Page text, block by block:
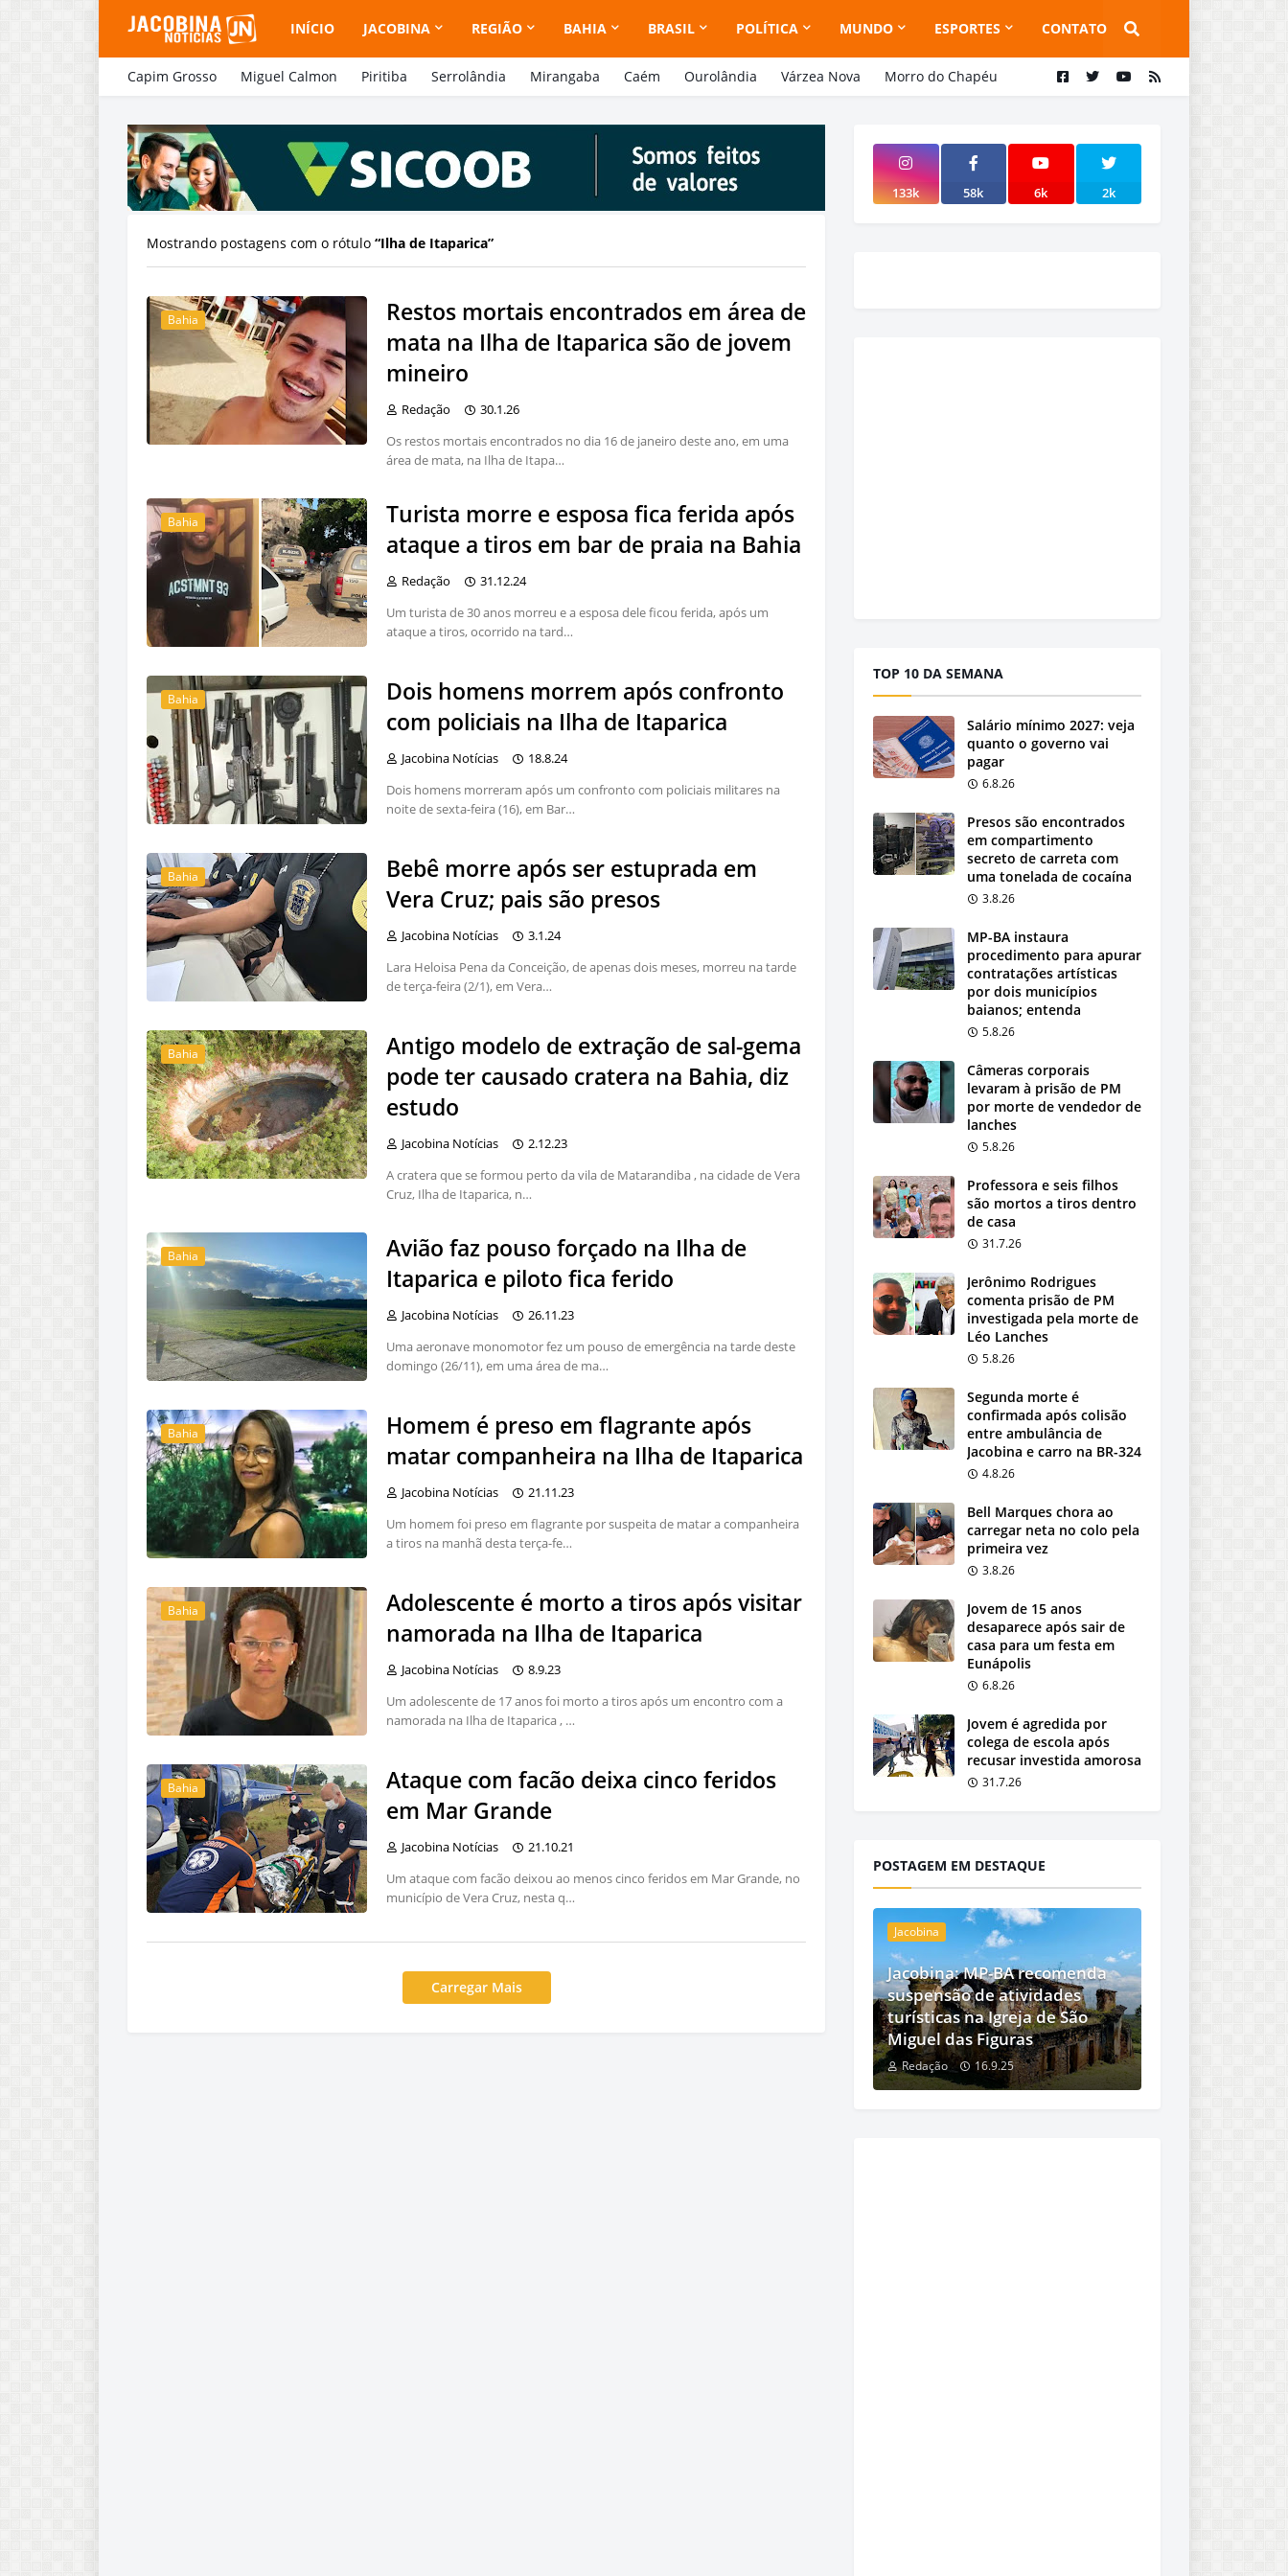
INÍCIO JACOBINA REGIÃO BAHIA BRASIL POLÍTICA MUNDO ESPORTES CONTATO
Capim Grosso Miguel Calmon Piritiba Serrolândia Mirangaba Caém Ourolândia Várzea Nova Morro do Chapéu
Mostrando postagens com o rótulo Ilha de Itaparica
Bahia
Restos mortais encontrados em área de
mata na Ilha de Itaparica são de jovem
mineiro
Redação
30.1.26
Os restos mortais encontrados no dia 16 de janeiro deste ano, em uma
área de mata, na Ilha de Itapa…
Bahia
Turista morre e esposa fica ferida após
ataque a tiros em bar de praia na Bahia
Redação
31.12.24
Um turista de 30 anos morreu e a esposa dele ficou ferida, após um
ataque a tiros, ocorrido na tard…
Bahia
Dois homens morrem após confronto
com policiais na Ilha de Itaparica
Jacobina Notícias
18.8.24
Dois homens morreram após um confronto com policiais militares na
noite de sexta-feira (16), em Bar…
Bahia
Bebê morre após ser estuprada em
Vera Cruz; pais são presos
Jacobina Notícias
3.1.24
Lara Heloisa Pena da Conceição, de apenas dois meses, morreu na tarde
de terça-feira (2/1), em Vera…
Bahia
Antigo modelo de extração de sal-gema
pode ter causado cratera na Bahia, diz
estudo
Jacobina Notícias
2.12.23
A cratera que se formou perto da vila de Matarandiba , na cidade de Vera
Cruz, Ilha de Itaparica, n…
Bahia
Avião faz pouso forçado na Ilha de
Itaparica e piloto fica ferido
Jacobina Notícias
26.11.23
Uma aeronave monomotor fez um pouso de emergência na tarde deste
domingo (26/11), em uma área de ma…
Bahia
Homem é preso em flagrante após
matar companheira na Ilha de Itaparica
Jacobina Notícias
21.11.23
Um homem foi preso em flagrante por suspeita de matar a companheira
a tiros na manhã desta terça-fe…
Bahia
Adolescente é morto a tiros após visitar
namorada na Ilha de Itaparica
Jacobina Notícias
8.9.23
Um adolescente de 17 anos foi morto a tiros após um encontro com a
namorada na Ilha de Itaparica , …
Bahia
Ataque com facão deixa cinco feridos
em Mar Grande
Jacobina Notícias
21.10.21
Um ataque com facão deixou ao menos cinco feridos em Mar Grande, no
município de Vera Cruz, nesta q…
Carregar Mais
133k 58k 6k 2k
TOP 10 DA SEMANA
Salário mínimo 2027: veja
quanto o governo vai
pagar
6.8.26
Presos são encontrados
em compartimento
secreto de carreta com
uma tonelada de cocaína
3.8.26
MP-BA instaura
procedimento para apurar
contratações artísticas
por dois municípios
baianos; entenda
5.8.26
Câmeras corporais
levaram à prisão de PM
por morte de vendedor de
lanches
5.8.26
Professora e seis filhos
são mortos a tiros dentro
de casa
31.7.26
Jerônimo Rodrigues
comenta prisão de PM
investigada pela morte de
Léo Lanches
5.8.26
Segunda morte é
confirmada após colisão
entre ambulância de
Jacobina e carro na BR-324
4.8.26
Bell Marques chora ao
carregar neta no colo pela
primeira vez
3.8.26
Jovem de 15 anos
desaparece após sair de
casa para um festa em
Eunápolis
6.8.26
Jovem é agredida por
colega de escola após
recusar investida amorosa
31.7.26
POSTAGEM EM DESTAQUE
Jacobina
Jacobina: MP-BA recomenda
suspensão de atividades
turísticas na Igreja de São
Miguel das Figuras
Redação 16.9.25